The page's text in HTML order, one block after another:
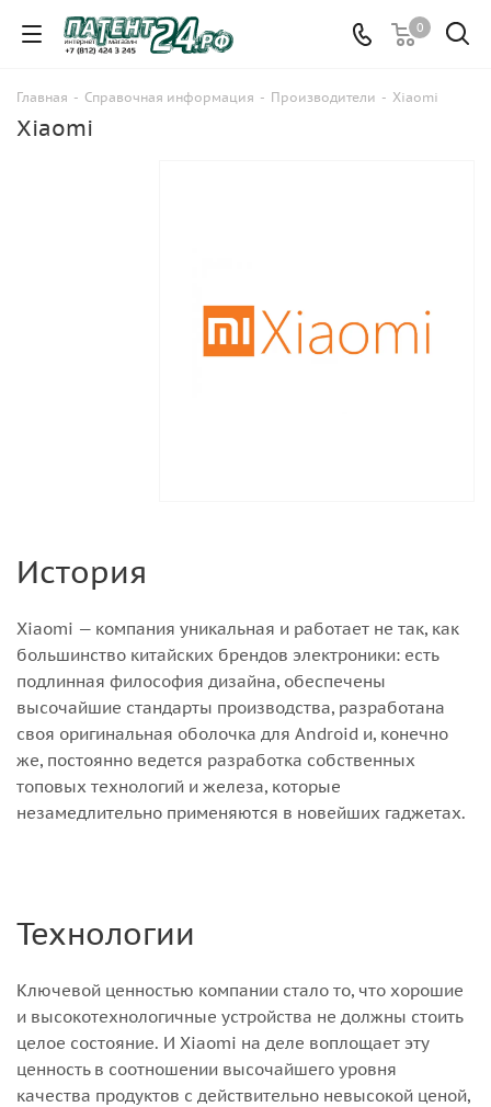
0
Главная - Справочная информация - Производители - Xiaomi
Xiaomi
История
Xiaomi — компания уникальная и работает не так, как
большинство китайских брендов электроники: есть
подлинная философия дизайна, обеспечены
высочайшие стандарты производства, разработана
своя оригинальная оболочка для Android и, конечно
же, постоянно ведется разработка собственных
топовых технологий и железа, которые
незамедлительно применяются в новейших гаджетах.
Технологии
Ключевой ценностью компании стало то, что хорошие
и высокотехнологичные устройства не должны стоить
целое состояние. И Xiaomi на деле воплощает эту
ценность в соотношении высочайшего уровня
качества продуктов с действительно невысокой ценой,